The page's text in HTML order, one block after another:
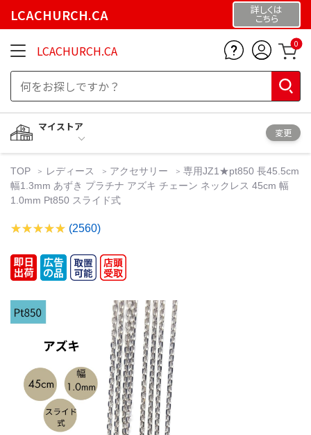
LCACHURCH.CA 詳しくは
こちら
LCACHURCH.CA 0
マイストア
変更
TOP レディース アクセサリー
専用JZ1★pt850 長45.5cm
幅1.3mm あずき プラチナ アズキ チェーン ネックレス 45cm 幅
1.0mm Pt850 スライド式
(2560)